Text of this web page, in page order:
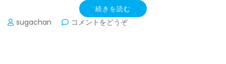
続きを読む
sugachan コメントをどうぞ(あ